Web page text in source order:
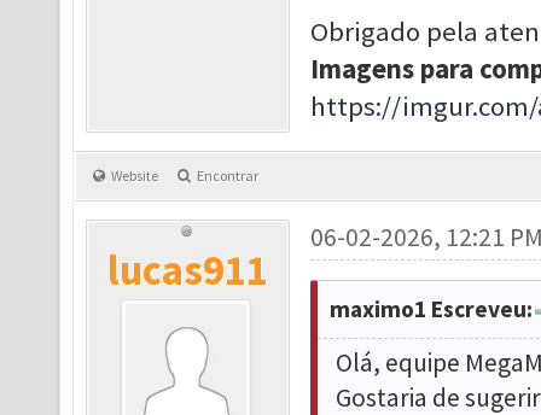
Obrigado pela
Imagens para
https://imgur.com/
Website Encontrar
lucas911
06-02-2026, 12:21
maximo1 Escreveu:
Olá, equipe
Gostaria de